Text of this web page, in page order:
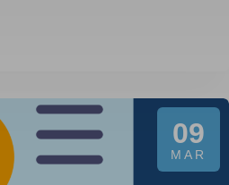
09
MAR